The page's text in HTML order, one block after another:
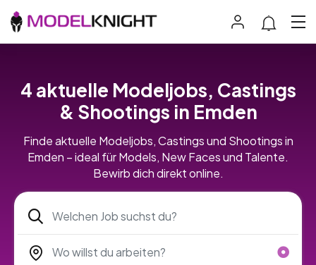
4 aktuelle Modeljobs, Castings
& Shootings in Emden
Finde aktuelle Modeljobs, Castings und Shootings in
Emden – ideal für Models, New Faces und Talente.
Bewirb dich direkt online.